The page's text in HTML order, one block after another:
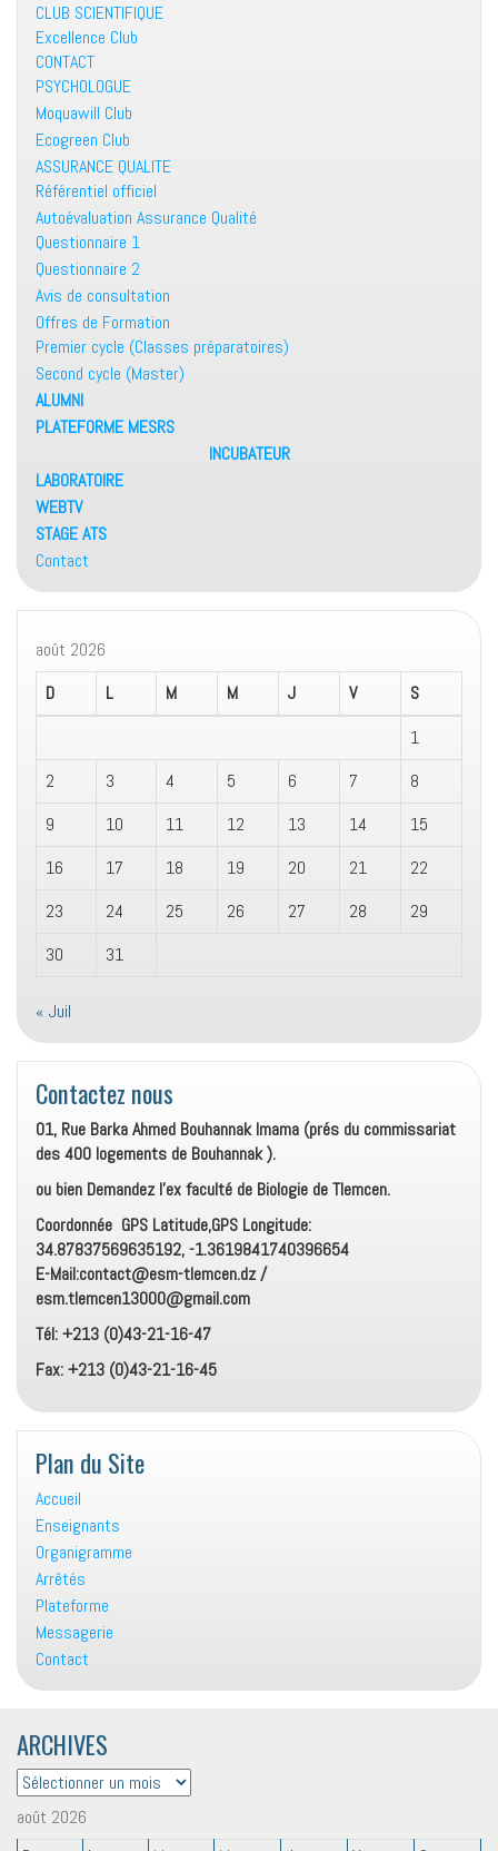
CLUB SCIENTIFIQUE
Excellence Club
CONTACT
PSYCHOLOGUE
Moquawill Club
Ecogreen Club
ASSURANCE QUALITE
Référentiel officiel
Autoévaluation Assurance Qualité
Questionnaire 1
Questionnaire 2
Avis de consultation
Offres de Formation
Premier cycle (Classes préparatoires)
Second cycle (Master)
ALUMNI
PLATEFORME MESRS
INCUBATEUR
LABORATOIRE
WEBTV
STAGE ATS
Contact
août 2026
D
L M M J V
S
1
2
3 4 5 6 7
8
9
10 11 12 13 14
15
16
17 18 19 20 21
22
23
24 25 26 27 28
29
30
31
« Juil
Contactez nous
01, Rue Barka Ahmed Bouhannak Imama (prés du commissariat
des 400 logements de Bouhannak ).
ou bien Demandez l’ex faculté de Biologie de Tlemcen.
Coordonnée GPS Latitude,GPS Longitude:
34.87837569635192, -1.3619841740396654
E-Mail:contact@esm-tlemcen.dz /
esm.tlemcen13000@gmail.com
Tél: +213 (0)43-21-16-47
Fax: +213 (0)43-21-16-45
Plan du Site
Accueil
Enseignants
Organigramme
Arrêtés
Plateforme
Messagerie
Contact
ARCHIVES
ARCHIVES
août 2026